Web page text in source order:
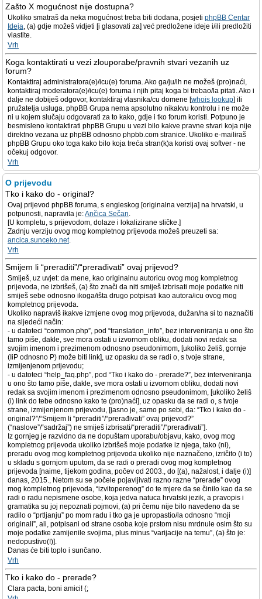
Zašto X mogućnost nije dostupna?
Ukoliko smatraš da neka mogućnost treba biti dodana, posjeti phpBB Centar
Ideja, (a) gdje možeš vidjeti [i glasovati za] već predložene ideje i/ili predložiti
vlastite.
Vrh
Koga kontaktirati u vezi zlouporabe/pravnih stvari vezanih uz
forum?
Kontaktiraj administratora(e)/icu(e) foruma. Ako ga/ju/ih ne možeš (pro)naći,
kontaktiraj moderatora(e)/icu(e) foruma i njih pitaj koga bi trebao/la pitati. Ako i
dalje ne dobiješ odgovor, kontaktiraj vlasnika/cu domene [whois lookup] ili
pružatelja usluga. phpBB Grupa nema apsolutno nikakvu kontrolu i ne može
ni u kojem slučaju odgovarati za to kako, gdje i tko forum koristi. Potpuno je
besmisleno kontaktirati phpBB Grupu u vezi bilo kakve pravne stvari koja nije
direktno vezana uz phpBB odnosno phpbb.com stranice. Ukoliko e-mailiraš
phpBB Grupu oko toga kako bilo koja treća stran(k)a koristi ovaj softver - ne
očekuj odgovor.
Vrh
O prijevodu
Tko i kako do - original?
Ovaj prijevod phpBB foruma, s engleskog [originalna verzija] na hrvatski, u
potpunosti, napravila je:Ančica Sečan.
[U kompletu, s prijevodom, dolaze i lokalizirane sličke.]
Zadnju verziju ovog mog kompletnog prijevoda možeš preuzeti sa:
ancica.sunceko.net.
Vrh
Smijem li “preraditi”/“prerađivati” ovaj prijevod?
Smiješ, uz uvjet: da mene, kao originalnu autoricu ovog mog kompletnog
prijevoda, ne izbrišeš, (a) što znači da niti smiješ izbrisati moje podatke niti
smiješ sebe odnosno ikoga/išta drugo potpisati kao autora/icu ovog mog
kompletnog prijevoda.
Ukoliko napraviš ikakve izmjene ovog mog prijevoda, dužan/na si to naznačiti
na sljedeći način:
- u datoteci “common.php”, pod “translation_info”, bez interveniranja u ono što
tamo piše, dakle, sve mora ostati u izvornom obliku, dodati novi redak sa
svojim imenom i prezimenom odnosno pseudonimom, [ukoliko želiš, gornje
(IiP odnosno P) može biti link], uz opasku da se radi o, s tvoje strane,
izmijenjenom prijevodu;
- u datoteci “help_faq.php”, pod “Tko i kako do - prerade?”, bez interveniranja
u ono što tamo piše, dakle, sve mora ostati u izvornom obliku, dodati novi
redak sa svojim imenom i prezimenom odnosno pseudonimom, [ukoliko želiš
(i) link do tebe odnosno kako te (pro)naći], uz opasku da se radi o, s tvoje
strane, izmijenjenom prijevodu, [jasno je, samo po sebi, da: “Tko i kako do -
original?”/“Smijem li “preraditi”/“prerađivati” ovaj prijevod?”
(“naslove”/“sadržaj”) ne smiješ izbrisati/“preraditi”/“prerađivati”].
Iz gornjeg je razvidno da ne dopuštam uporabu/objavu, kako, ovog mog
kompletnog prijevoda ukoliko izbrišeš moje podatke iz njega, tako (ni),
preradu ovog mog kompletnog prijevoda ukoliko nije naznačeno, izričito (i to)
u skladu s gornjom uputom, da se radi o preradi ovog mog kompletnog
prijevoda [naime, tijekom godina, počev od 2003., do [(a), nažalost, i dalje (i)]
danas, 2015., Netom su se počele pojavljivati razno razne “prerade” ovog
mog kompletnog prijevoda, “izvitoperenog” do te mjere da se činilo kao da se
radi o radu nepismene osobe, koja jedva natuca hrvatski jezik, a pravopis i
gramatika su joj nepoznati pojmovi, (a) pri čemu nije bilo navedeno da se
radilo o “prtljanju” po mom radu i tko ga je upropastio/la odnosno “moji
originali”, ali, potpisani od strane osoba koje prstom nisu mrdnule osim što su
moje podatke zamijenile svojima, plus minus “varijacije na temu”, (a) što je:
nedopustivo(!)].
Danas će biti toplo i sunčano.
Vrh
Tko i kako do - prerade?
Clara pacta, boni amici! (;